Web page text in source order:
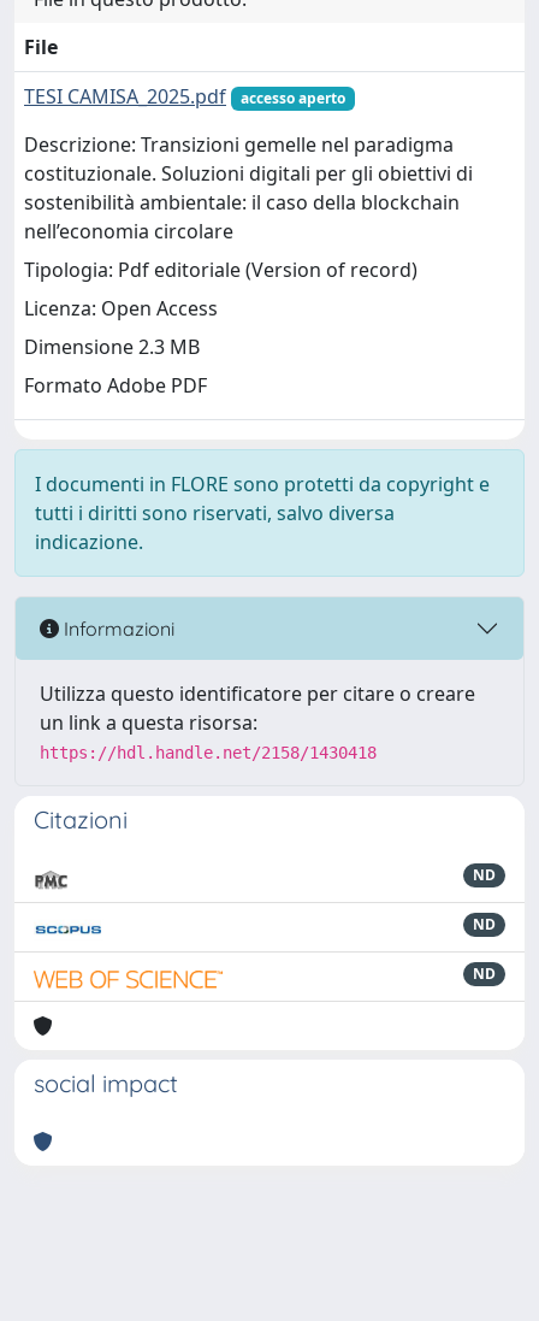
File
TESI CAMISA_2025.pdf
accesso aperto
Descrizione: Transizioni gemelle nel paradigma
costituzionale. Soluzioni digitali per gli obiettivi di
sostenibilità ambientale: il caso della blockchain
nell’economia circolare
Tipologia: Pdf editoriale (Version of record)
Licenza: Open Access
Dimensione 2.3 MB
Formato Adobe PDF
I documenti in FLORE sono protetti da copyright e
tutti i diritti sono riservati, salvo diversa
indicazione.
Informazioni
Utilizza questo identificatore per citare o creare
un link a questa risorsa:
https://hdl.handle.net/2158/1430418
Citazioni
ND
ND
ND
social impact